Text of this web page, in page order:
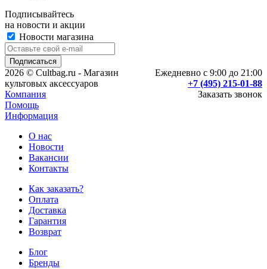
Подписывайтесь
на новости и акции
Новости магазина
Ежедневно с 9:00 до 21:00
+7 (495) 215-01-88
Заказать звонок
2026 © Cultbag.ru - Магазин
культовых аксессуаров
Компания
Помощь
Информация
О нас
Новости
Вакансии
Контакты
Как заказать?
Оплата
Доставка
Гарантия
Возврат
Блог
Бренды